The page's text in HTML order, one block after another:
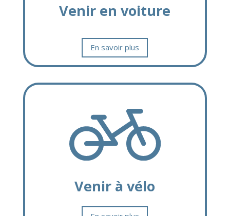
Venir en voiture
En savoir plus
Venir à vélo